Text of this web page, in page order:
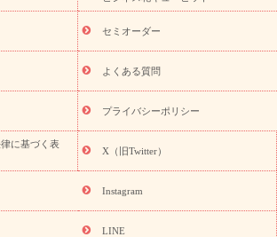
（新盆・初盆）
お盆・お供え 花とセットギ
プリザーブドフラワー
ひまわり ギフト・プ
花贈り・お中元・暑中見舞い 花のギフト特集
ギフト・プレゼント特集
特集
敬老の日 花のおすすめランキング
敬
フト・プレゼント特集
敬老の日 花とセットギ
敬老の日の花 全てのギフト一覧
キャン
ターガーディアンズ』コラボキャンペーン
です」キャンペーン
誕生日の花を探す
誕生日フラワーギフト特集
9月の誕生花(リンドウ)
セミオーダー
よくある質問
プライバシーポリシー
に基づく表
X（旧Twitter）
Instagram
LINE